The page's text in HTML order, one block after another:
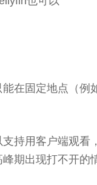
在固定地点（例
持用客户端观看
期出现打不开的